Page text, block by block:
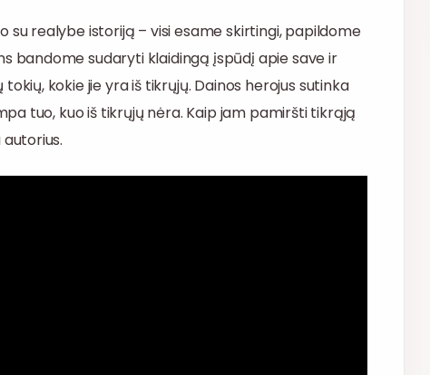
su realybe istoriją – visi esame skirtingi, papildome
bandome sudaryti klaidingą įspūdį apie save ir
kokie jie yra iš tikrųjų. Dainos herojus sutinka
tuo, kuo iš tikrųjų nėra. Kaip jam pamiršti tikrąją